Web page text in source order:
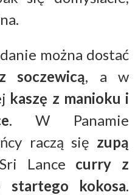
można dostać
soczewicą, a w
kaszę z manioku i
. W Panamie
raczą się zupą
Lance curry z
startego kokosa.